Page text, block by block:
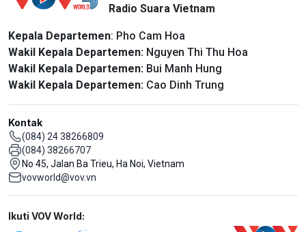
Radio Suara Vietnam
Kepala Departemen: Pho Cam Hoa
Wakil Kepala Departemen: Nguyen Thi Thu Hoa
Wakil Kepala Departemen: Bui Manh Hung
Wakil Kepala Departemen: Cao Dinh Trung
Kontak
(084) 24 38266809
(084) 38266707
No 45, Jalan Ba Trieu, Ha Noi, Vietnam
vovworld@vov.vn
Mạng xã hội
Ikuti VOV World: